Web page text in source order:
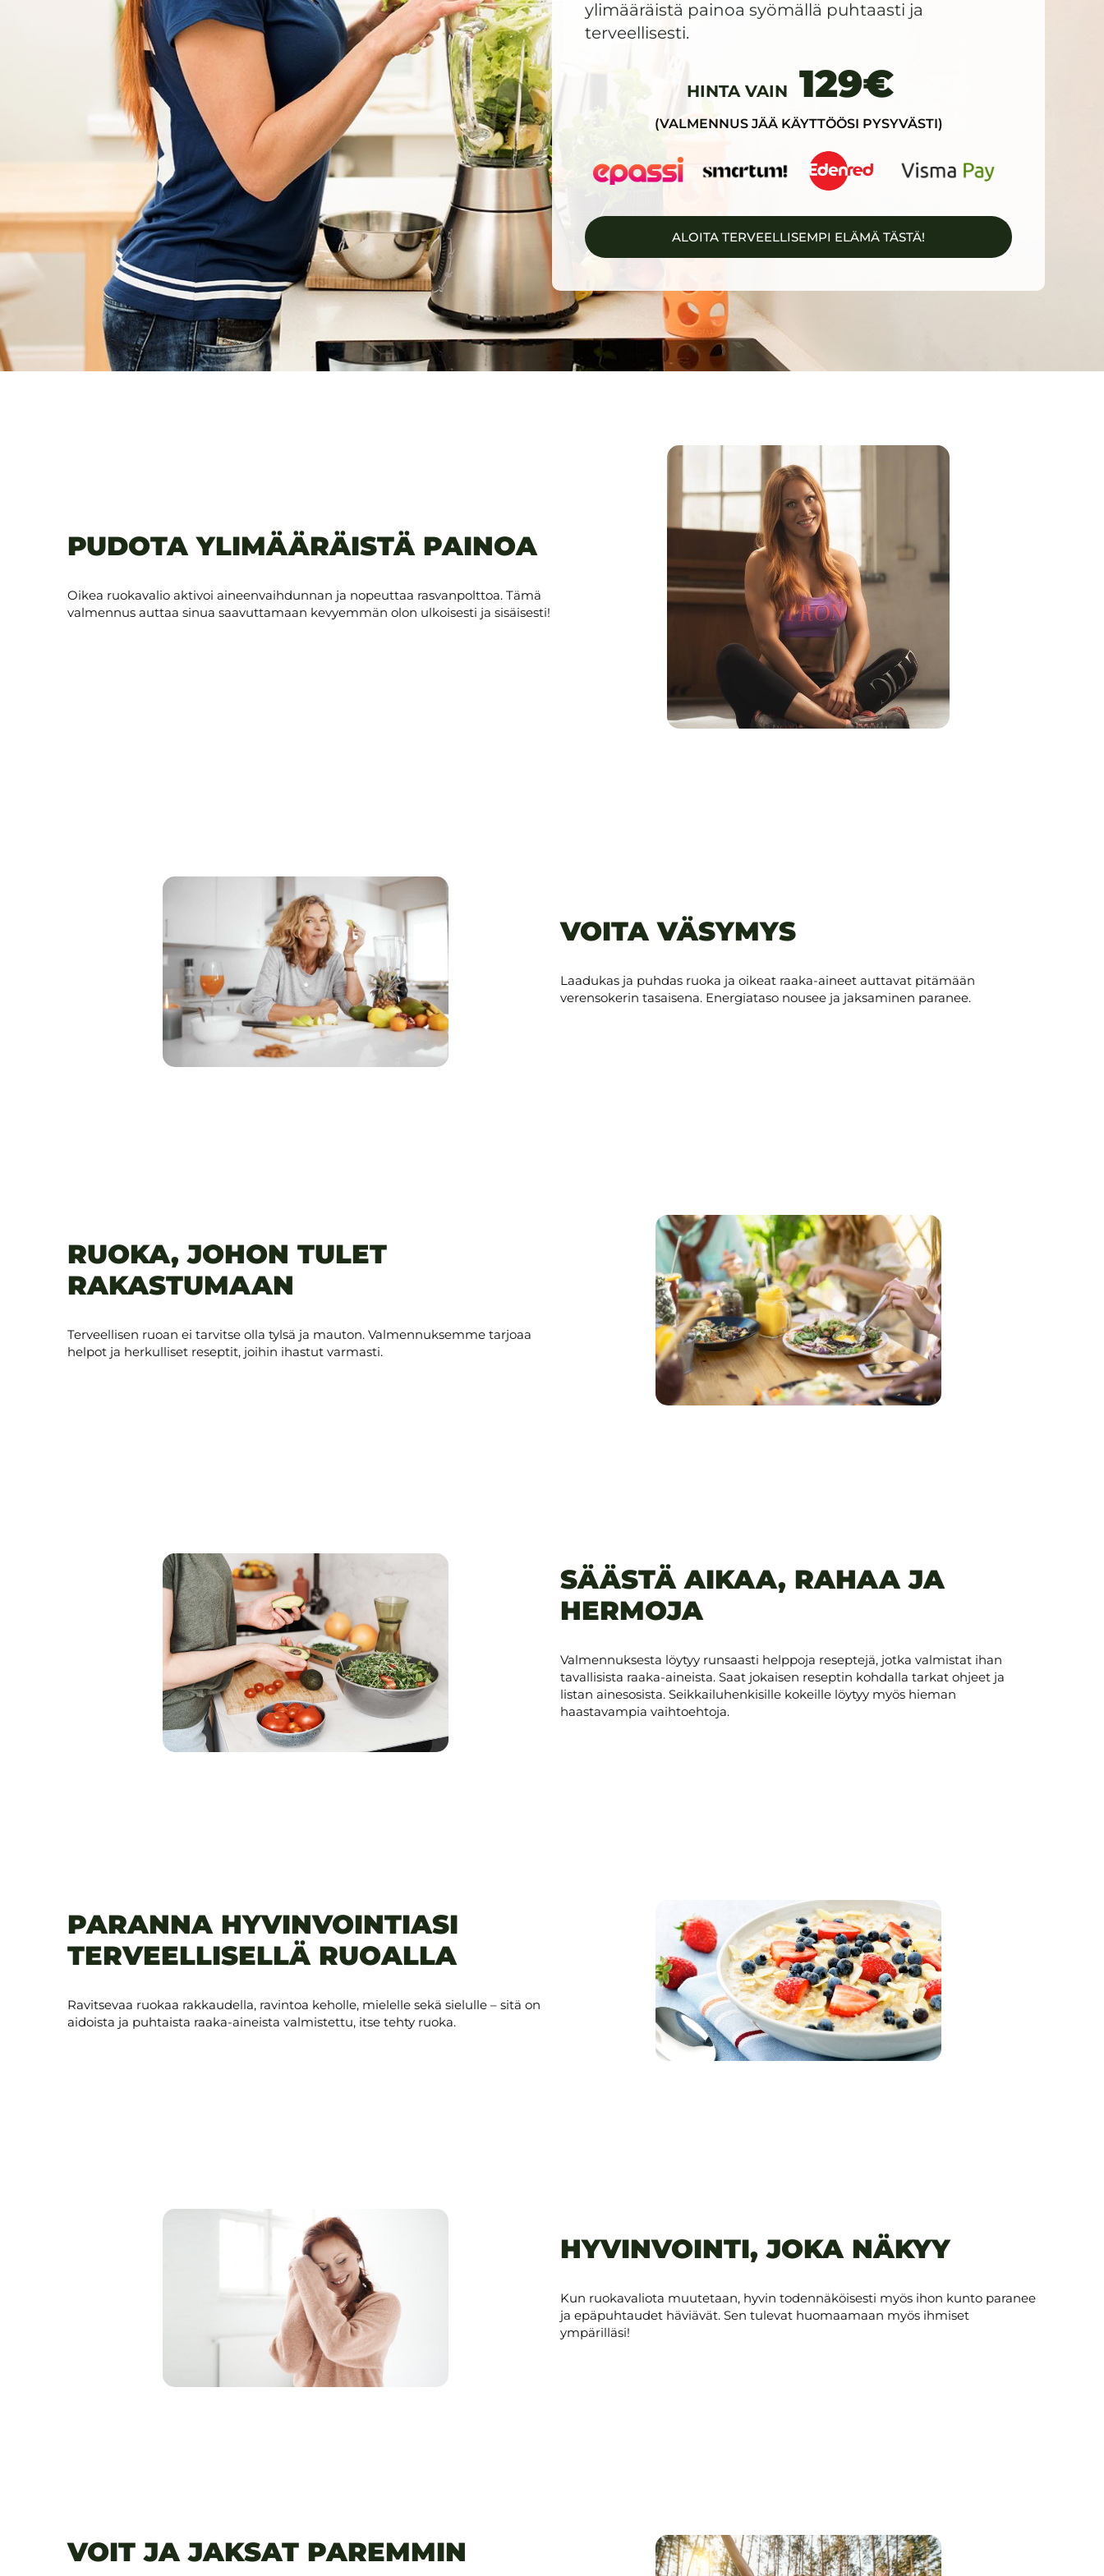
ylimääräistä painoa syömällä puhtaasti ja
terveellisesti.
HINTA VAIN 129€
(VALMENNUS JÄÄ KÄYTTÖÖSI PYSYVÄSTI)
ALOITA TERVEELLISEMPI ELÄMÄ TÄSTÄ!
PUDOTA YLIMÄÄRÄISTÄ PAINOA
Oikea ruokavalio aktivoi aineenvaihdunnan ja nopeuttaa rasvanpolttoa. Tämä
valmennus auttaa sinua saavuttamaan kevyemmän olon ulkoisesti ja sisäisesti!
VOITA VÄSYMYS
Laadukas ja puhdas ruoka ja oikeat raaka-aineet auttavat pitämään
verensokerin tasaisena. Energiataso nousee ja jaksaminen paranee.
RUOKA, JOHON TULET
RAKASTUMAAN
Terveellisen ruoan ei tarvitse olla tylsä ja mauton. Valmennuksemme tarjoaa
helpot ja herkulliset reseptit, joihin ihastut varmasti.
SÄÄSTÄ AIKAA, RAHAA JA
HERMOJA
Valmennuksesta löytyy runsaasti helppoja reseptejä, jotka valmistat ihan
tavallisista raaka-aineista. Saat jokaisen reseptin kohdalla tarkat ohjeet ja
listan ainesosista. Seikkailuhenkisille kokeille löytyy myös hieman
haastavampia vaihtoehtoja.
PARANNA HYVINVOINTIASI
TERVEELLISELLÄ RUOALLA
Ravitsevaa ruokaa rakkaudella, ravintoa keholle, mielelle sekä sielulle – sitä on
aidoista ja puhtaista raaka-aineista valmistettu, itse tehty ruoka.
HYVINVOINTI, JOKA NÄKYY
Kun ruokavaliota muutetaan, hyvin todennäköisesti myös ihon kunto paranee
ja epäpuhtaudet häviävät. Sen tulevat huomaamaan myös ihmiset
ympärilläsi!
VOIT JA JAKSAT PAREMMIN